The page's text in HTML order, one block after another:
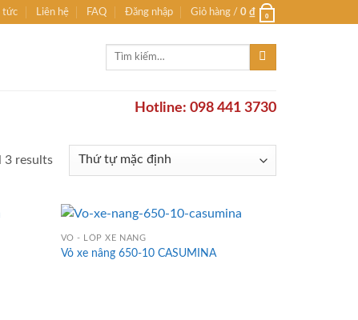
tức Liên hệ FAQ Đăng nhập Giỏ hàng / 0 ₫ 0
Tìm
Hotline: 098 441 3730
3 results
VỎ - LỐP XE NÂNG
Vỏ xe nâng 650-10 CASUMINA